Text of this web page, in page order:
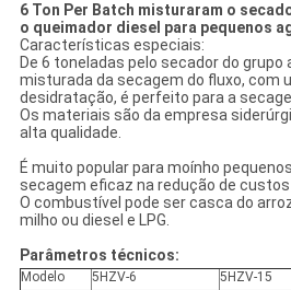
6 Ton Per Batch misturaram o
o queimador diesel para pequenos
Características especiais:
De 6 toneladas pelo secador do
misturada da secagem do fluxo, com
desidratação, é perfeito para a
Os materiais são da empresa
alta qualidade.
É muito popular para moínho
secagem eficaz na redução de custos
O combustível pode ser casca do
milho ou diesel e LPG.
Parâmetros técnicos:
Modelo 5HZV-6 5HZV-15